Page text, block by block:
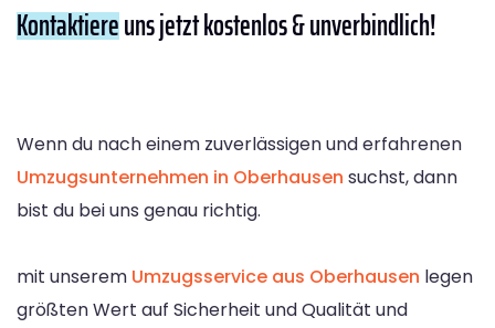
Kontaktiereuns jetzt kostenlos & unverbindlich!
Wenn du nach einem zuverlässigen und erfahrenen
Umzugsunternehmen in Oberhausen suchst, dann
bist du bei uns genau richtig.
mit unserem Umzugsservice aus Oberhausen legen
größten Wert auf Sicherheit und Qualität und